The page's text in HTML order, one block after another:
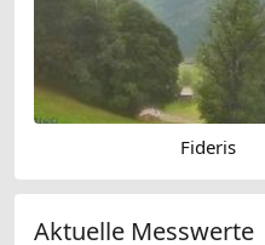
Fideris
Aktuelle Messwerte